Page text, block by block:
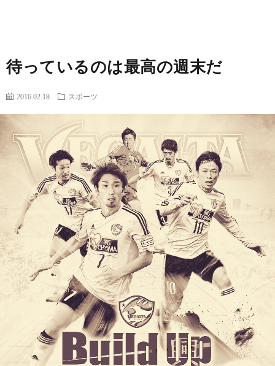
待っているのは最高の週末だ
2016.02.18 スポーツ